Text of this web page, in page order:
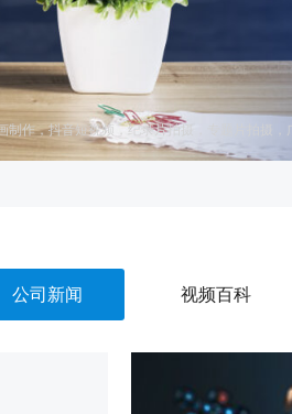
制作，抖音短视频 ，纪录片拍摄
公司新闻 视频百科